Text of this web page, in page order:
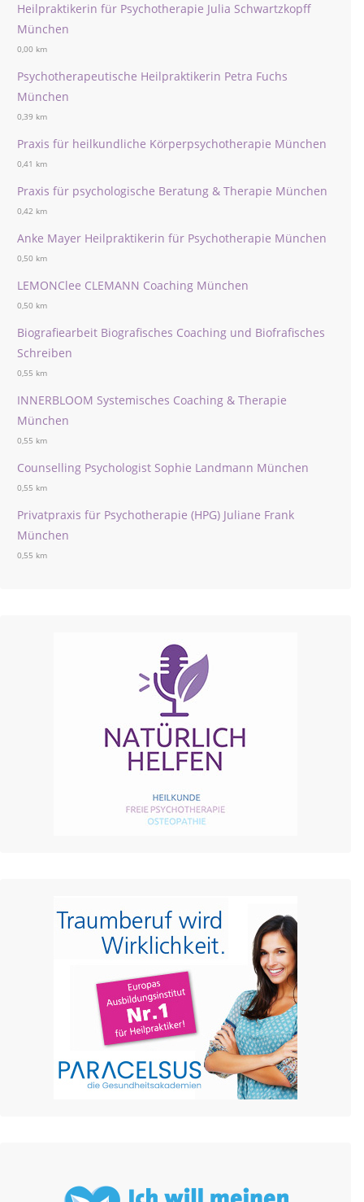
Heilpraktikerin für Psychotherapie Julia Schwartzkopff
München
0,00 km
Psychotherapeutische Heilpraktikerin Petra Fuchs
München
0,39 km
Praxis für heilkundliche Körperpsychotherapie München
0,41 km
Praxis für psychologische Beratung & Therapie München
0,42 km
Anke Mayer Heilpraktikerin für Psychotherapie München
0,50 km
LEMONClee CLEMANN Coaching München
0,50 km
Biografiearbeit Biografisches Coaching und Biofrafisches
Schreiben
0,55 km
INNERBLOOM Systemisches Coaching & Therapie
München
0,55 km
Counselling Psychologist Sophie Landmann München
0,55 km
Privatpraxis für Psychotherapie (HPG) Juliane Frank
München
0,55 km